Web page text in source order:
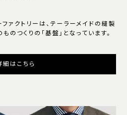
ァクトリーは、テーラーメイドの縫製
のつくりの「基盤」となっています。
細はこちら